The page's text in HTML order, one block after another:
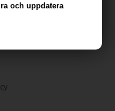
och uppdatera